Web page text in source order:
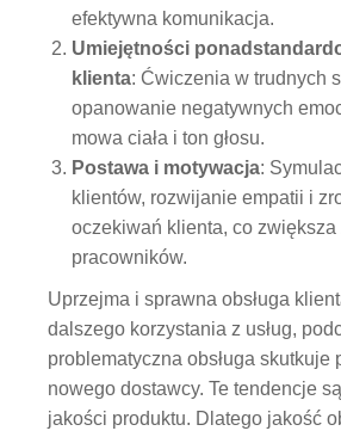
efektywna komunikacja.
Umiejętności
klienta: Ćwiczenia w trudnych
opanowanie negatywnych
mowa ciała i ton głosu.
Postawa i motywacja:
klientów, rozwijanie empatii i
oczekiwań klienta, co
pracowników.
Uprzejma i sprawna obsługa
dalszego korzystania z usług,
problematyczna obsługa skutkuje
nowego dostawcy. Te tendencje
jakości produktu. Dlatego jakość